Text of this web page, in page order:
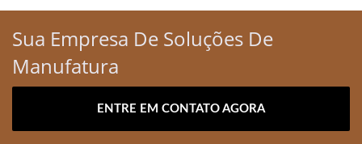
Sua Empresa De Soluções De
Manufatura
ENTRE EM CONTATO AGORA